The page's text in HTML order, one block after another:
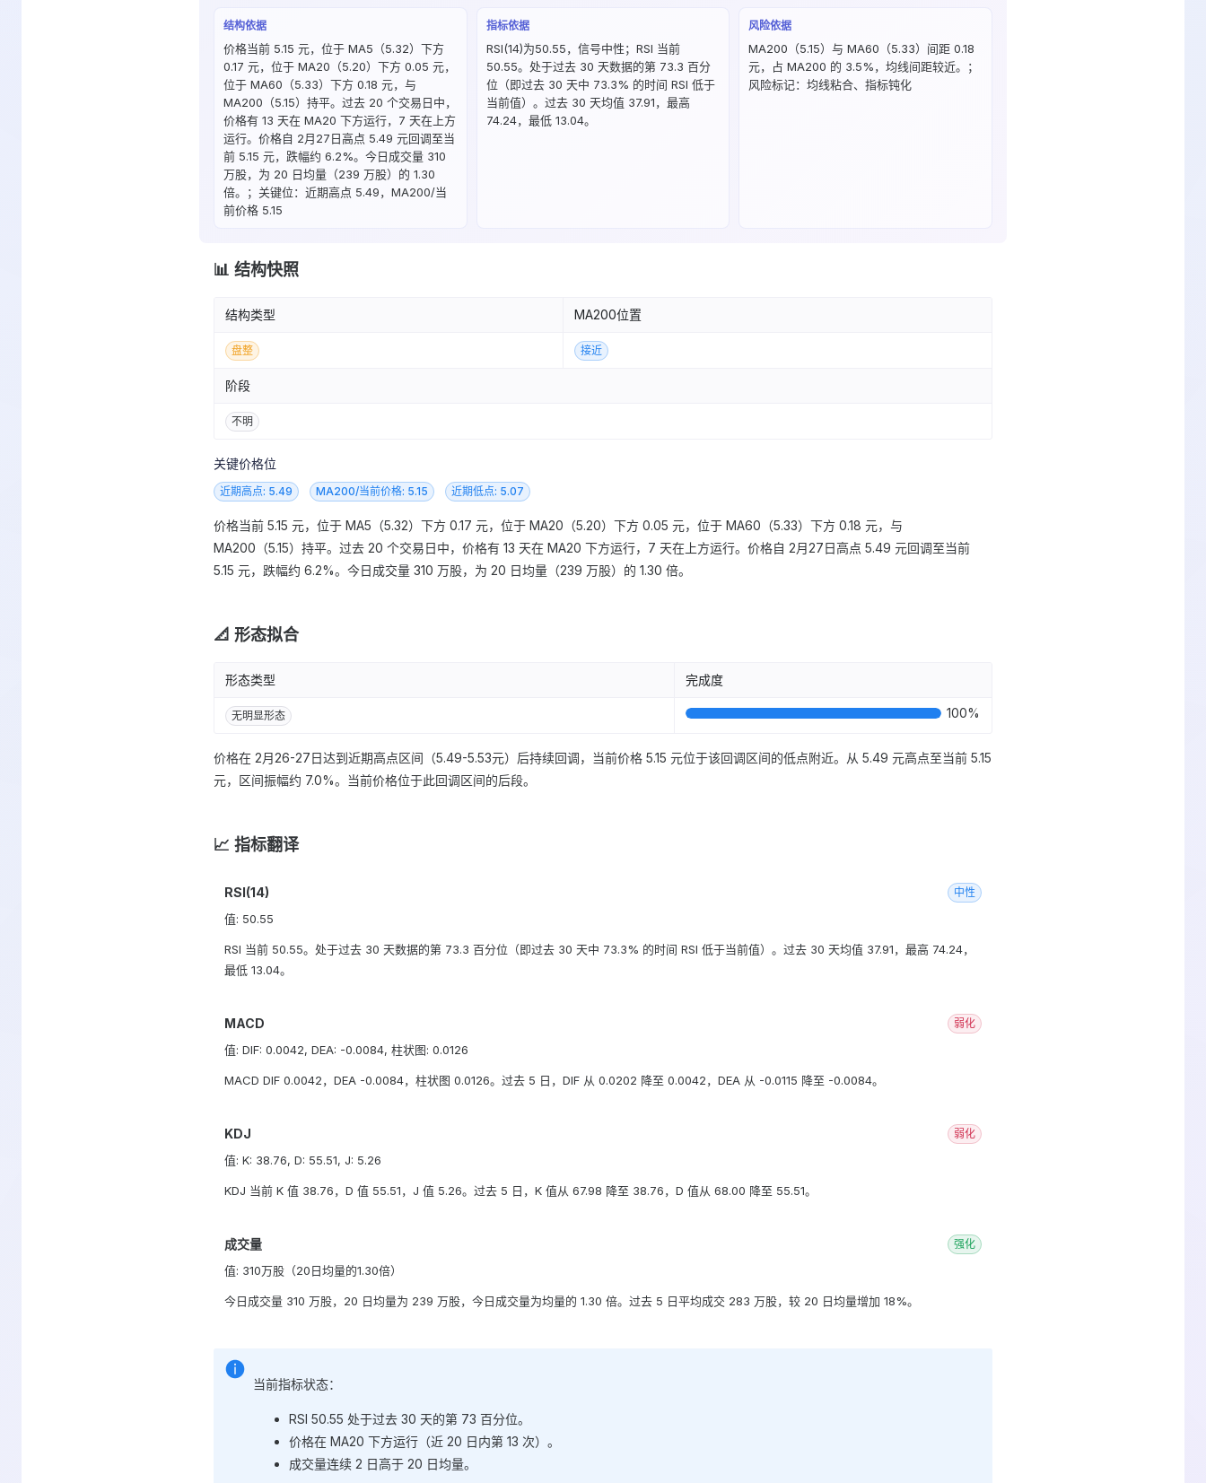
结构依据
价格当前 5.15 元，位于 MA5（5.32）下方
0.17 元，位于 MA20（5.20）下方 0.05 元，
位于 MA60（5.33）下方 0.18 元，与
MA200（5.15）持平。过去 20 个交易日中，
价格有 13 天在 MA20 下方运行，7 天在上方
运行。价格自 2月27日高点 5.49 元回调至当
前 5.15 元，跌幅约 6.2%。今日成交量 310
万股，为 20 日均量（239 万股）的 1.30
倍。；关键位：近期高点 5.49，MA200/当
前价格 5.15
指标依据
RSI(14)为50.55，信号中性；RSI 当前
50.55。处于过去 30 天数据的第 73.3 百分
位（即过去 30 天中 73.3% 的时间 RSI 低于
当前值）。过去 30 天均值 37.91，最高
74.24，最低 13.04。
风险依据
MA200（5.15）与 MA60（5.33）间距 0.18
元，占 MA200 的 3.5%，均线间距较近。；
风险标记：均线粘合、指标钝化
📊 结构快照
结构类型 MA200位置
盘整 接近
阶段
不明
关键价格位
近期高点: 5.49 MA200/当前价格: 5.15 近期低点: 5.07
价格当前 5.15 元，位于 MA5（5.32）下方 0.17 元，位于 MA20（5.20）下方 0.05 元，位于 MA60（5.33）下方 0.18 元，与
MA200（5.15）持平。过去 20 个交易日中，价格有 13 天在 MA20 下方运行，7 天在上方运行。价格自 2月27日高点 5.49 元回调至当前
5.15 元，跌幅约 6.2%。今日成交量 310 万股，为 20 日均量（239 万股）的 1.30 倍。
📐 形态拟合
形态类型 完成度
无明显形态 100%
价格在 2月26-27日达到近期高点区间（5.49-5.53元）后持续回调，当前价格 5.15 元位于该回调区间的低点附近。从 5.49 元高点至当前 5.15
元，区间振幅约 7.0%。当前价格位于此回调区间的后段。
📈 指标翻译
RSI(14) 中性
值: 50.55
RSI 当前 50.55。处于过去 30 天数据的第 73.3 百分位（即过去 30 天中 73.3% 的时间 RSI 低于当前值）。过去 30 天均值 37.91，最高 74.24，
最低 13.04。
MACD 弱化
值: DIF: 0.0042, DEA: -0.0084, 柱状图: 0.0126
MACD DIF 0.0042，DEA -0.0084，柱状图 0.0126。过去 5 日，DIF 从 0.0202 降至 0.0042，DEA 从 -0.0115 降至 -0.0084。
KDJ 弱化
值: K: 38.76, D: 55.51, J: 5.26
KDJ 当前 K 值 38.76，D 值 55.51，J 值 5.26。过去 5 日，K 值从 67.98 降至 38.76，D 值从 68.00 降至 55.51。
成交量 强化
值: 310万股（20日均量的1.30倍）
今日成交量 310 万股，20 日均量为 239 万股，今日成交量为均量的 1.30 倍。过去 5 日平均成交 283 万股，较 20 日均量增加 18%。
当前指标状态：
RSI 50.55 处于过去 30 天的第 73 百分位。
价格在 MA20 下方运行（近 20 日内第 13 次）。
成交量连续 2 日高于 20 日均量。